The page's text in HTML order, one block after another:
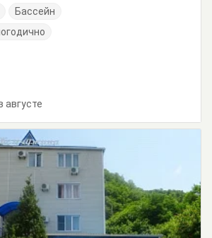
Бассейн
августе